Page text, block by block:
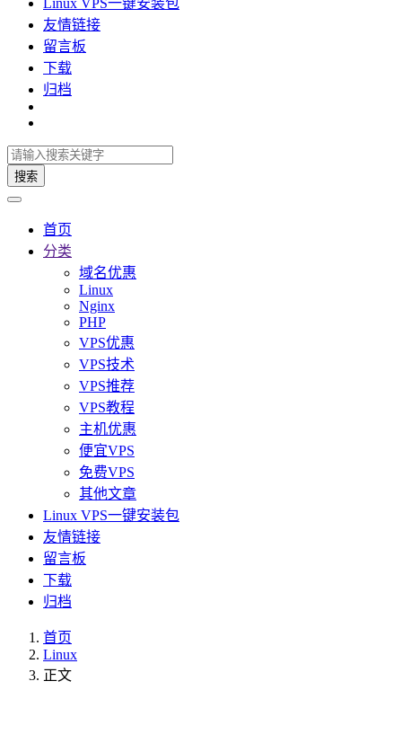
Linux VPS一键安装包
友情链接
留言板
下载
归档
搜索
首页
分类
域名优惠
Linux
Nginx
PHP
VPS优惠
VPS技术
VPS推荐
VPS教程
主机优惠
便宜VPS
免费VPS
其他文章
Linux VPS一键安装包
友情链接
留言板
下载
归档
首页
Linux
正文